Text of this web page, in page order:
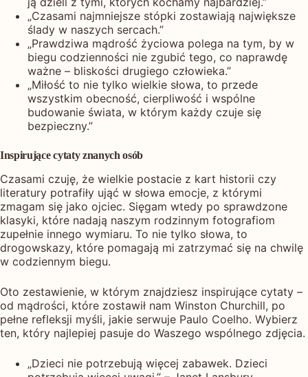
„Czasami najmniejsze stópki zostawiają największe
ślady w naszych sercach.”
„Prawdziwa mądrość życiowa polega na tym, by w
biegu codzienności nie zgubić tego, co naprawdę
ważne – bliskości drugiego człowieka.”
„Miłość to nie tylko wielkie słowa, to przede
wszystkim obecność, cierpliwość i wspólne
budowanie świata, w którym każdy czuje się
bezpieczny.”
Inspirujące cytaty znanych osób
Czasami czuję, że wielkie postacie z kart historii czy
literatury potrafiły ująć w słowa emocje, z którymi
zmagam się jako ojciec. Sięgam wtedy po sprawdzone
klasyki, które nadają naszym rodzinnym fotografiom
zupełnie innego wymiaru. To nie tylko słowa, to
drogowskazy, które pomagają mi zatrzymać się na chwilę
w codziennym biegu.
Oto zestawienie, w którym znajdziesz inspirujące cytaty –
od mądrości, które zostawił nam Winston Churchill, po
pełne refleksji myśli, jakie serwuje Paulo Coelho. Wybierz
ten, który najlepiej pasuje do Waszego wspólnego zdjęcia.
„Dzieci nie potrzebują więcej zabawek. Dzieci